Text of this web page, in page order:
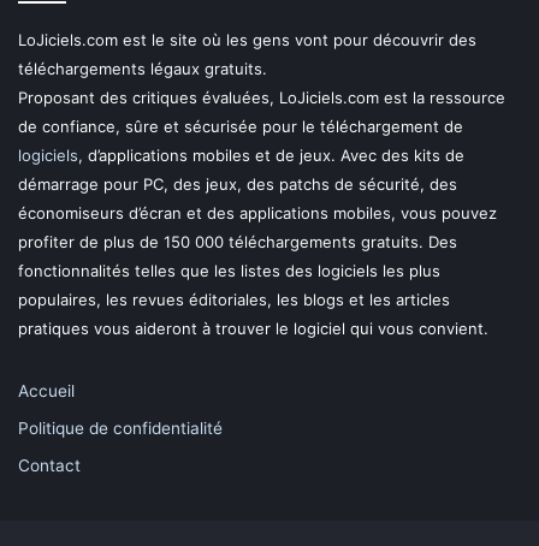
LoJiciels.com est le site où les gens vont pour découvrir des
téléchargements légaux gratuits.
Proposant des critiques évaluées, LoJiciels.com est la ressource
de confiance, sûre et sécurisée pour le téléchargement de
logiciels, d’applications mobiles et de jeux. Avec des kits de
démarrage pour PC, des jeux, des patchs de sécurité, des
économiseurs d’écran et des applications mobiles, vous pouvez
profiter de plus de 150 000 téléchargements gratuits. Des
fonctionnalités telles que les listes des logiciels les plus
populaires, les revues éditoriales, les blogs et les articles
pratiques vous aideront à trouver le logiciel qui vous convient.
Accueil
Politique de confidentialité
Contact